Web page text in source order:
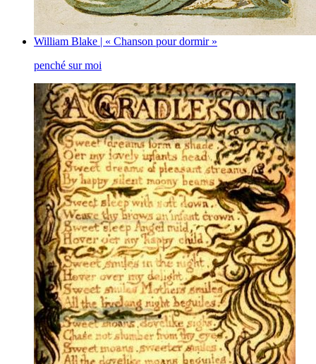
William Blake | « Chanson pour dormir »
penché sur moi